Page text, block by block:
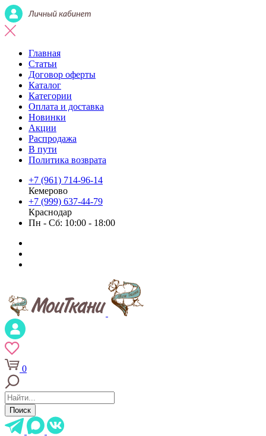
Главная
Статьи
Договор оферты
Каталог
Категории
Оплата и доставка
Новинки
Акции
Распродажа
В пути
Политика возврата
+7 (961) 714-96-14
Кемерово
+7 (999) 637-44-79
Краснодар
Пн - Сб: 10:00 - 18:00
0
Поиск